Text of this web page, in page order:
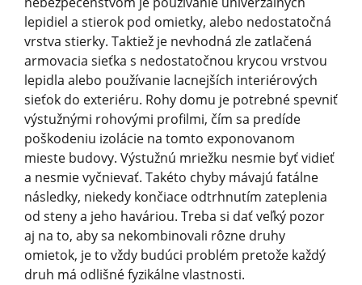
lepidiel a stierok pod omietky, alebo nedostatočná
vrstva stierky. Taktiež je nevhodná zle zatlačená
armovacia sieťka s nedostatočnou krycou vrstvou
lepidla alebo používanie lacnejších interiérových
sieťok do exteriéru. Rohy domu je potrebné spevniť
výstužnými rohovými profilmi, čím sa predíde
poškodeniu izolácie na tomto exponovanom
mieste budovy. Výstužnú mriežku nesmie byť vidieť
a nesmie vyčnievať. Takéto chyby mávajú fatálne
následky, niekedy končiace odtrhnutím zateplenia
od steny a jeho haváriou. Treba si dať veľký pozor
aj na to, aby sa nekombinovali rôzne druhy
omietok, je to vždy budúci problém pretože každý
druh má odlišné fyzikálne vlastnosti.